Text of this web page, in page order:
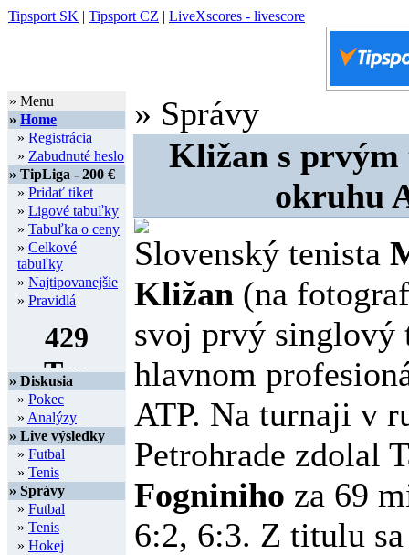
Tipsport SK | Tipsport CZ | LiveXscores - livescore
» Menu
» Home
» Registrácia
» Zabudnuté heslo
» TipLiga - 200 €
» Pridať tiket
» Ligové tabuľky
» Tabuľka o ceny
» Celkové
tabuľky
» Najtipovanejšie
» Pravidlá
» Diskusia
» Pokec
» Analýzy
» Live výsledky
» Futbal
» Tenis
» Správy
» Futbal
» Tenis
» Hokej
» Správy
Kližan s
okruhu
Slovenský tenista
Kližan (na
svoj prvý singlový
hlavnom
ATP. Na turnaji v
Petrohrade zdolal
Fogniniho za 69
6:2, 6:3. Z titulu